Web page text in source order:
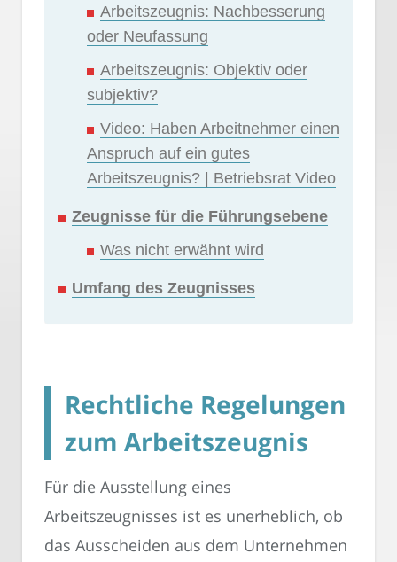
Arbeitszeugnis: Nachbesserung
oder Neufassung
Arbeitszeugnis: Objektiv oder
subjektiv?
Video: Haben Arbeitnehmer einen
Anspruch auf ein gutes
Arbeitszeugnis? | Betriebsrat Video
Zeugnisse für die Führungsebene
Was nicht erwähnt wird
Umfang des Zeugnisses
Rechtliche Regelungen
zum Arbeitszeugnis
Für die Ausstellung eines
Arbeitszeugnisses ist es unerheblich, ob
das Ausscheiden aus dem Unternehmen